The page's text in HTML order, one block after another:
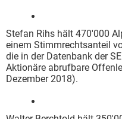
Stefan Rihs hält 470'000
einem Stimmrechtsanteil
die in der Datenbank der
Aktionäre abrufbare
Dezember 2018).